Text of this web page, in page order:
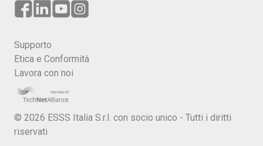
© 2026 ESSS Italia S.r.l. con socio unico - Tutti i diritti
riservati
Supporto
Etica e Conformità
Lavora con noi